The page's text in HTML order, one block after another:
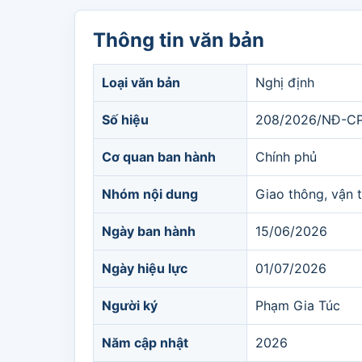
Thông tin văn bản
Loại văn bản Nghị định
Số hiệu 208/2026/NĐ-
Cơ quan ban hành Chính phủ
Nhóm nội dung Giao thông, vận
Ngày ban hành 15/06/2026
Ngày hiệu lực 01/07/2026
Người ký Phạm Gia Túc
Năm cập nhật 2026